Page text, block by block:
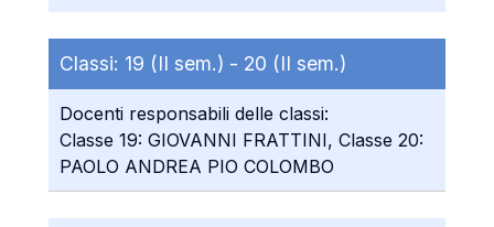
Classi: 19 (II sem.) - 20 (II sem.)
Docenti responsabili delle classi:
Classe 19: GIOVANNI FRATTINI, Classe 20:
PAOLO ANDREA PIO COLOMBO